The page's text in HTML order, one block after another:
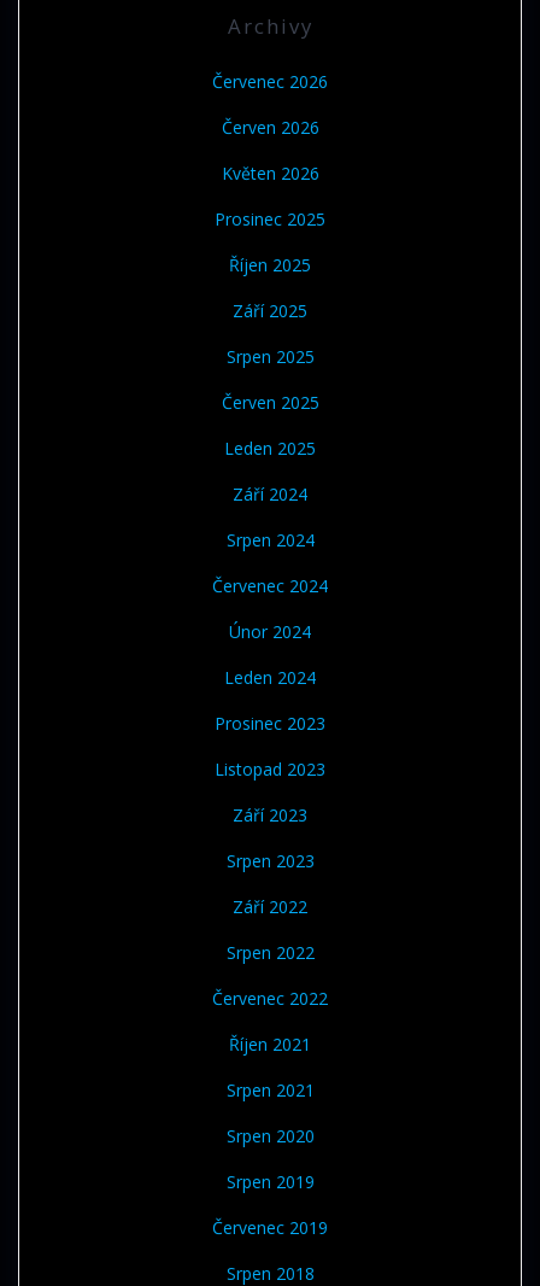
Archivy
Červenec 2026
Červen 2026
Květen 2026
Prosinec 2025
Říjen 2025
Září 2025
Srpen 2025
Červen 2025
Leden 2025
Září 2024
Srpen 2024
Červenec 2024
Únor 2024
Leden 2024
Prosinec 2023
Listopad 2023
Září 2023
Srpen 2023
Září 2022
Srpen 2022
Červenec 2022
Říjen 2021
Srpen 2021
Srpen 2020
Srpen 2019
Červenec 2019
Srpen 2018